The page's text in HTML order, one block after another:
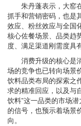
朱丹蓬表示，大窑
抓手和营销密码，也是
效应、粉丝效应与全国
核心佐餐场景、品类趋
度、满足渠道刚需度具
消费升级的核心是
场的竞争也已转向场景
饮料品类布局的探索之
求的精准回应，以及与
饮料”这一品类的市场
的信号，也预示着场景
向。